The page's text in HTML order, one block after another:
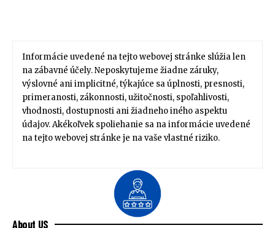
Informácie uvedené na tejto webovej stránke slúžia len
na zábavné účely. Neposkytujeme žiadne záruky,
výslovné ani implicitné, týkajúce sa úplnosti, presnosti,
primeranosti, zákonnosti, užitočnosti, spoľahlivosti,
vhodnosti, dostupnosti ani žiadneho iného aspektu
údajov. Akékoľvek spoliehanie sa na informácie uvedené
na tejto webovej stránke je na vaše vlastné riziko.
About US